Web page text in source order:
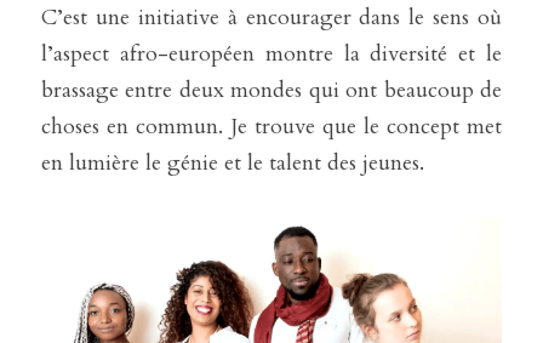
C’est une initiative à encourager dans le sens où
l’aspect afro-européen montre la diversité et le
brassage entre deux mondes qui ont beaucoup de
choses en commun. Je trouve que le concept met
en lumière le génie et le talent des jeunes.